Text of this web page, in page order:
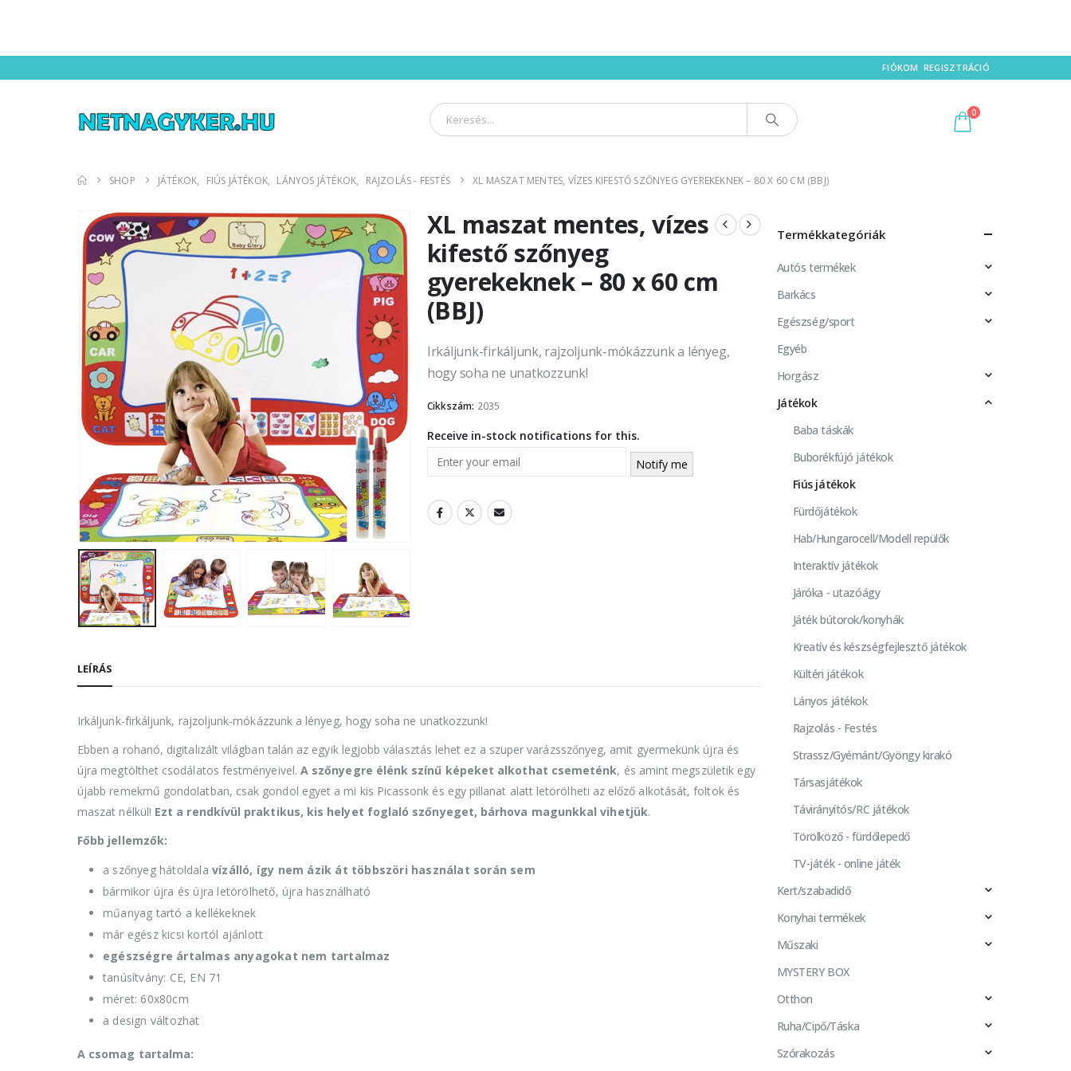
FIÓKOM REGISZTRÁCIÓ
0
SHOP JÁTÉKOK, FIÚS JÁTÉKOK, LÁNYOS JÁTÉKOK, RAJZOLÁS - FESTÉS XL MASZAT MENTES, VÍZES KIFESTŐ SZŐNYEG GYEREKEKNEK – 80 X 60 CM (BBJ)
XL maszat mentes, vízes
kifestő szőnyeg
gyerekeknek – 80 x 60 cm
(BBJ)
Irkáljunk-firkáljunk, rajzoljunk-mókázzunk a lényeg,
hogy soha ne unatkozzunk!
Cikkszám: 2035
Receive in-stock notifications for this.
Notify me
LEÍRÁS
Irkáljunk-firkáljunk, rajzoljunk-mókázzunk a lényeg, hogy soha ne unatkozzunk!
Ebben a rohanó, digitalizált világban talán az egyik legjobb választás lehet ez a szuper varázsszőnyeg, amit gyermekünk újra és
újra megtölthet csodálatos festményeivel. A szőnyegre élénk színű képeket alkothat csemeténk, és amint megszületik egy
újabb remekmű gondolatban, csak gondol egyet a mi kis Picassonk és egy pillanat alatt letörölheti az előző alkotását, foltok és
maszat nélkül! Ezt a rendkívül praktikus, kis helyet foglaló szőnyeget, bárhova magunkkal vihetjük.
Főbb jellemzők:
a szőnyeg hátoldala vízálló, így nem ázik át többszöri használat során sem
bármikor újra és újra letörölhető, újra használható
műanyag tartó a kellékeknek
már egész kicsi kortól ajánlott
egészségre ártalmas anyagokat nem tartalmaz
tanúsítvány: CE, EN 71
méret: 60x80cm
a design változhat
A csomag tartalma:
Termékkategóriák
Autós termékek
Barkács
Egészség/sport
Egyéb
Horgász
Játékok
Baba táskák
Buborékfújó játékok
Fiús játékok
Fürdőjátékok
Hab/Hungarocell/Modell repülők
Interaktív játékok
Járóka - utazóágy
Játék bútorok/konyhák
Kreatív és készségfejlesztő játékok
Kültéri játékok
Lányos játékok
Rajzolás - Festés
Strassz/Gyémánt/Gyöngy kirakó
Társasjátékok
Távirányítós/RC játékok
Törölköző - fürdőlepedő
TV-játék - online játék
Kert/szabadidő
Konyhai termékek
Műszaki
MYSTERY BOX
Otthon
Ruha/Cipő/Táska
Szórakozás